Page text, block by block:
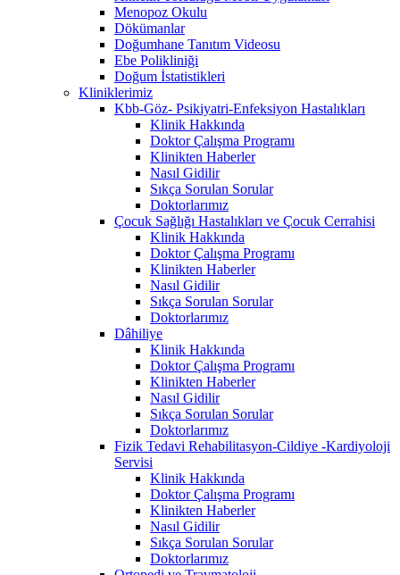
Menopoz Okulu
Dökümanlar
Doğumhane Tanıtım Videosu
Ebe Polikliniği
Doğum İstatistikleri
Kliniklerimiz
Kbb-Göz- Psikiyatri-Enfeksiyon Hastalıkları
Klinik Hakkında
Doktor Çalışma Programı
Klinikten Haberler
Nasıl Gidilir
Sıkça Sorulan Sorular
Doktorlarımız
Çocuk Sağlığı Hastalıkları ve Çocuk Cerrahisi
Klinik Hakkında
Doktor Çalışma Programı
Klinikten Haberler
Nasıl Gidilir
Sıkça Sorulan Sorular
Doktorlarımız
Dâhiliye
Klinik Hakkında
Doktor Çalışma Programı
Klinikten Haberler
Nasıl Gidilir
Sıkça Sorulan Sorular
Doktorlarımız
Fizik Tedavi Rehabilitasyon-Cildiye -Kardiyoloji
Servisi
Klinik Hakkında
Doktor Çalışma Programı
Klinikten Haberler
Nasıl Gidilir
Sıkça Sorulan Sorular
Doktorlarımız